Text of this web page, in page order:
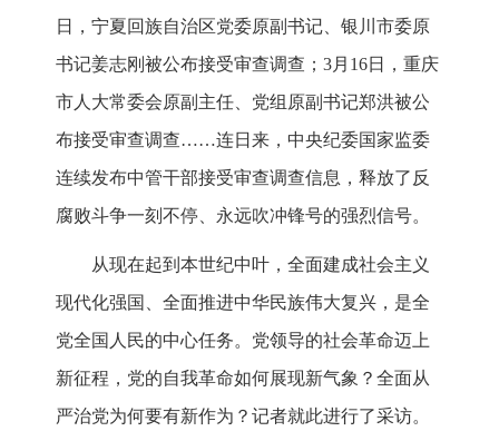
日，宁夏回族自治区党委原副书记、银川市委原
书记姜志刚被公布接受审查调查；3月16日，重庆
市人大常委会原副主任、党组原副书记郑洪被公
布接受审查调查……连日来，中央纪委国家监委
连续发布中管干部接受审查调查信息，释放了反
腐败斗争一刻不停、永远吹冲锋号的强烈信号。
从现在起到本世纪中叶，全面建成社会主义
现代化强国、全面推进中华民族伟大复兴，是全
党全国人民的中心任务。党领导的社会革命迈上
新征程，党的自我革命如何展现新气象？全面从
严治党为何要有新作为？记者就此进行了采访。